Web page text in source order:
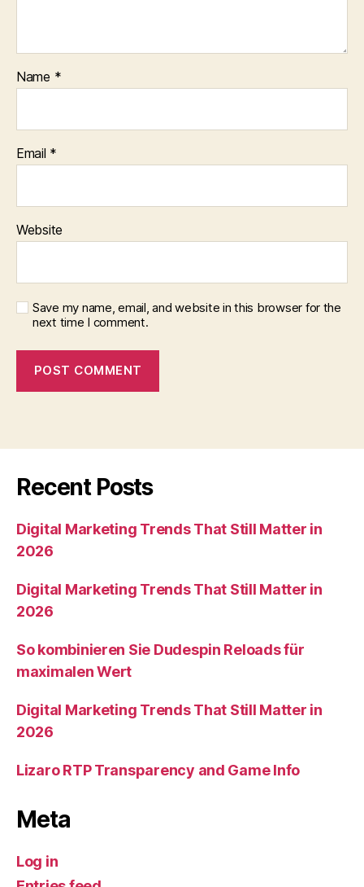
Name *
Email *
Website
Save my name, email, and website in this browser for the
next time I comment.
Recent Posts
Digital Marketing Trends That Still Matter in
2026
Digital Marketing Trends That Still Matter in
2026
So kombinieren Sie Dudespin Reloads für
maximalen Wert
Digital Marketing Trends That Still Matter in
2026
Lizaro RTP Transparency and Game Info
Meta
Log in